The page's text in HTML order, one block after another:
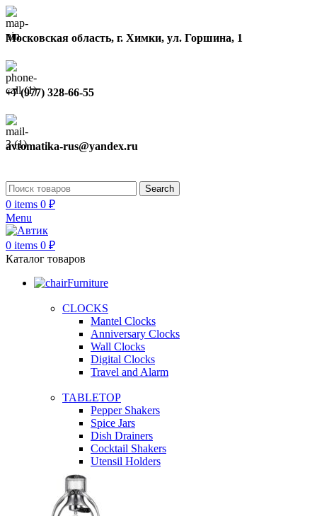
Московская область, г. Химки, ул. Горшина, 1
+7 (977) 328-66-55
avtomatika-rus@yandex.ru
Search
0 items 0 ₽
Menu
0 items 0 ₽
Каталог товаров
Furniture
CLOCKS
Mantel Clocks
Anniversary Clocks
Wall Clocks
Digital Clocks
Travel and Alarm
TABLETOP
Pepper Shakers
Spice Jars
Dish Drainers
Сocktail Shakers
Utensil Holders